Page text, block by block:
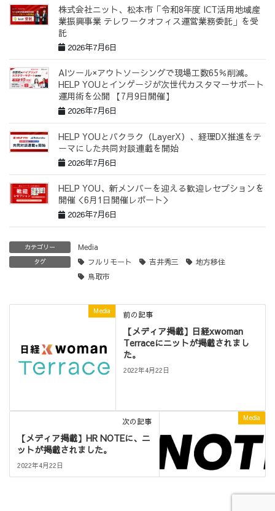
株式会社ニット、松本市「令和8年度 ICT活用地域産
業振興事業 テレワークオフィス運営業務委託」を受
託
2026年7月6日
AIツール×アウトソーシングで現場工数65％削減。
HELP YOUとインゲージが次世代カスタマーサポート
運用術を公開 【7月9日開催】
2026年7月6日
HELP YOUとバクラク（LayerX）、経理DX推進をテ
ーマにした共同対談連載を開始
2026年7月6日
HELP YOU、新メンバーを迎える歓迎レセプションを
開催＜6月1日開催レポート＞
2026年7月6日
カテゴリー Media
タグ フルリモート 吉井秀三
地方移住
鳥取市
Media 前の記事
【メディア掲載】日経xwoman
Terraceにニットが掲載されまし
た。
2022年4月22日
Media
次の記事
【メディア掲載】HR NOTEに、ニ
ットが掲載されました。
2022年4月22日